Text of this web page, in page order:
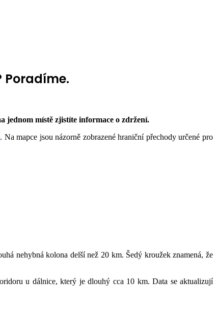
Poradíme.
jednom místě zjistíte informace o zdržení.
. Na mapce jsou názorně zobrazené hraniční přechody určené pro
nehybná kolona delší než 20 km. Šedý kroužek znamená, že
u dálnice, který je dlouhý cca 10 km. Data se aktualizují